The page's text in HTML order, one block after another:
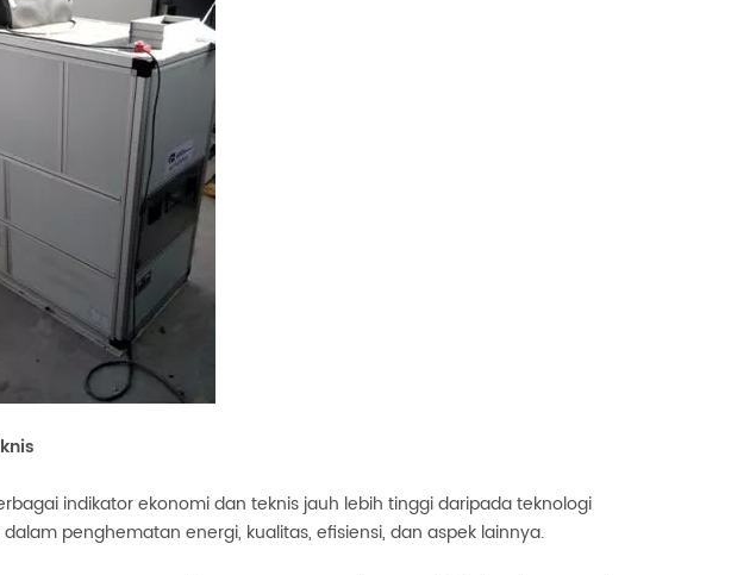
indikator ekonomi dan teknis jauh lebih tinggi daripada teknologi
penghematan energi, kualitas, efisiensi, dan aspek lainnya.